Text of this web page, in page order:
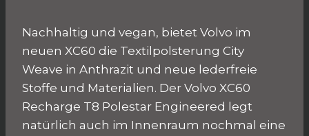
Nachhaltig und vegan, bietet Volvo im
neuen XC60 die Textilpolsterung City
Weave in Anthrazit und neue lederfreie
Stoffe und Materialien. Der Volvo XC60
Recharge T8 Polestar Engineered legt
natürlich auch im Innenraum nochmal eine